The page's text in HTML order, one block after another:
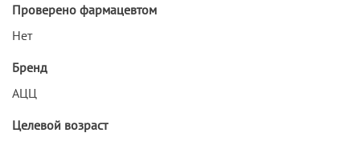
Проверено фармацевтом
Нет
Бренд
АЦЦ
Целевой возраст